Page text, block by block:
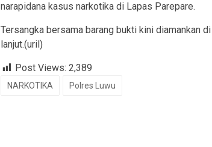
narapidana kasus narkotika di Lapas Parepare.
Tersangka bersama barang bukti kini diamankan
lanjut.(uril)
Post Views: 2,389
NARKOTIKA Polres Luwu